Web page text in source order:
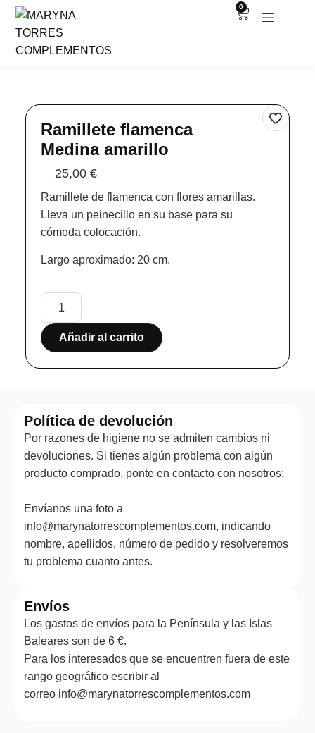
0
Ramillete flamenca
Medina amarillo
25,00€
Ramillete de flamenca con flores amarillas.
Lleva un peinecillo en su base para su
cómoda colocación.
Largo aproximado: 20 cm.
Añadir al carrito
Política de devolución
Por razones de higiene no se admiten cambios ni
devoluciones. Si tienes algún problema con algún
producto comprado, ponte en contacto con nosotros:
Envíanos una foto a
info@marynatorrescomplementos.com, indicando
nombre, apellidos, número de pedido y resolveremos
tu problema cuanto antes.
Envíos
Los gastos de envíos para la Península y las Islas
Baleares son de 6 €.
Para los interesados que se encuentren fuera de este
rango geográfico escribir al
correo info@marynatorrescomplementos.com